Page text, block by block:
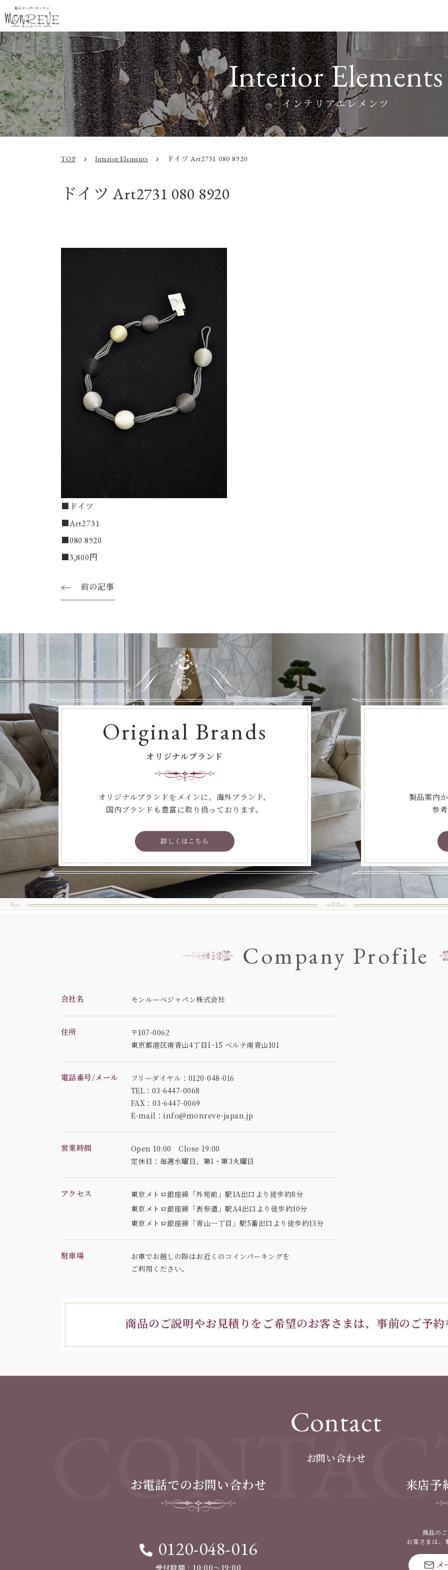
Interior Elements
インテリアエレメンツ
TOP chevron_right Interior Elements chevron_right ドイツ Art2731 080 8920
ドイツ Art2731 080 8920
■ドイツ
■Art2731
■080 8920
■3,800円
前の記事
Original Brands
オリジナルブランド
オリジナルブランドをメインに、海外ブランド、
国内ブランドも豊富に取り扱っております。
詳しくはこちら
製品案内
参
Company Profile
会社名 モンルーベジャパン株式会社
住所
〒107-0062
東京都港区南青山4丁目1−15 ベルテ南青山101
電話番号/メール
フリーダイヤル：0120-048-016
TEL：03-6447-0068
FAX：03-6447-0069
E-mail：info@monreve-japan.jp
営業時間
Open 10:00 Close 19:00
定休日：毎週水曜日、 第1・第3火曜日
アクセス
東京メトロ銀座線「外苑前」駅1A出口より徒歩約8分
東京メトロ銀座線「表参道」駅A4出口より徒歩約10分
東京メトロ銀座線「青山一丁目」駅5番出口より徒歩約13分
駐車場
お車でお越しの際はお近くのコインパーキングを
ご利用ください。
商品のご説明やお見積りを ご希望のお客さまは、 事前のご予
Contact
お問い合わせ
お電話でのお問い合わせ
0120-048-016
受付時間 : 10:00〜19:00
来店予
商品の
お客さまは、
メ